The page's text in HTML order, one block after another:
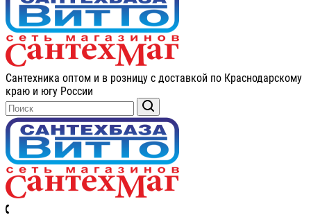
Сантехника оптом и в розницу с доставкой по Краснодарскому
краю и югу России